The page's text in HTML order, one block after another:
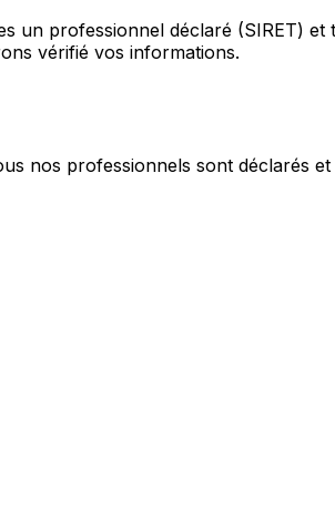
un professionnel déclaré (SIRET) et
vérifié vos informations.
nos professionnels sont déclarés et